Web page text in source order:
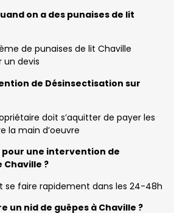
on a des punaises de lit
de punaises de lit Chaville
devis
de Désinsectisation sur
doit s’aquitter de payer les
la main d’oeuvre
une intervention de
Chaville ?
se faire rapidement dans les 24-48h
un nid de guêpes à Chaville ?